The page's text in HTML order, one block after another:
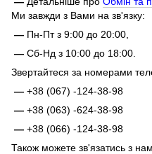
Ми завжди з Вами на зв'язку:
— Пн-Пт з 9:00 до 20:00,
— Сб-Нд з 10:00 до 18:00.
Звертайтеся за номерами
— +38 (067) -124-38-98
— +38 (063) -624-38-98
— +38 (066) -124-38-98
Також можете зв'язатись з